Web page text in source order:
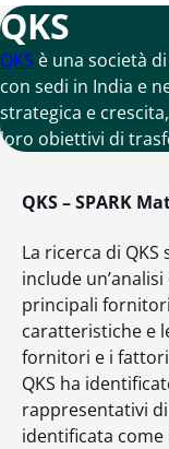
QKS
QKS è una società
con sedi in India e
strategica e
loro obiettivi di
QKS – SPARK
La ricerca di
include
principali
caratteristiche e
fornitori e i
QKS ha
rappresentativi
identificata